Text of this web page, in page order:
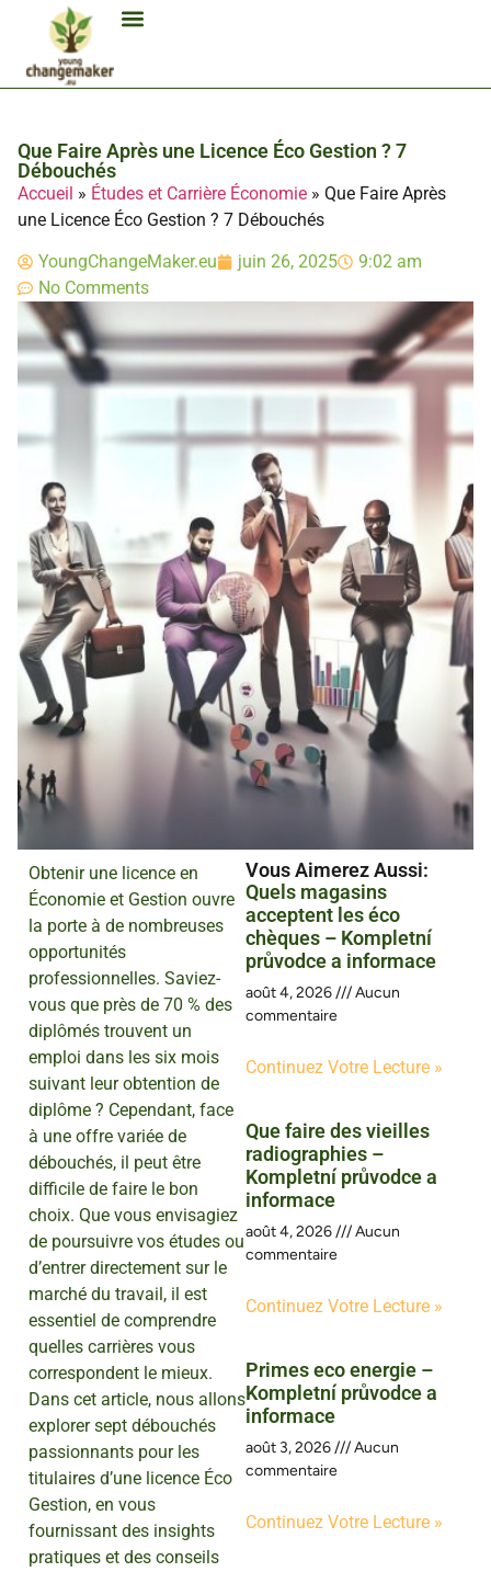
Que Faire Après une Licence Éco Gestion ? 7
Débouchés
Accueil » Études et Carrière Économie » Que Faire Après
une Licence Éco Gestion ? 7 Débouchés
YoungChangeMaker.eu juin 26, 2025
9:02 am
No Comments
Obtenir une licence en
Économie et Gestion ouvre
la porte à de nombreuses
opportunités
professionnelles. Saviez-
vous que près de 70 % des
diplômés trouvent un
emploi dans les six mois
suivant leur obtention de
diplôme ? Cependant, face
à une offre variée de
débouchés, il peut être
difficile de faire le bon
choix. Que vous envisagiez
de poursuivre vos études ou
d’entrer directement sur le
marché du travail, il est
essentiel de comprendre
quelles carrières vous
correspondent le mieux.
Dans cet article, nous allons
explorer sept débouchés
passionnants pour les
titulaires d’une licence Éco
Gestion, en vous
fournissant des insights
pratiques et des conseils
Vous Aimerez Aussi :
Quels magasins
acceptent les éco
chèques – Kompletní
průvodce a informace
août 4, 2026
Aucun
commentaire
Continuez Votre Lecture »
Que faire des vieilles
radiographies –
Kompletní průvodce a
informace
août 4, 2026
Aucun
commentaire
Continuez Votre Lecture »
Primes eco energie –
Kompletní průvodce a
informace
août 3, 2026
Aucun
commentaire
Continuez Votre Lecture »